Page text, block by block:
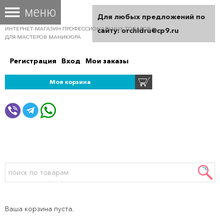
ИНТЕРНЕТ-МАГАЗИН ПРОФЕССИОНАЛЬНЫХ ТОВАРОВ
ДЛЯ МАСТЕРОВ МАНИКЮРА
Регистрация Вход Мои заказы
Моя корзина
Ваша корзина пуста.
Для любых предложений по
сайту: orchidru@cp9.ru